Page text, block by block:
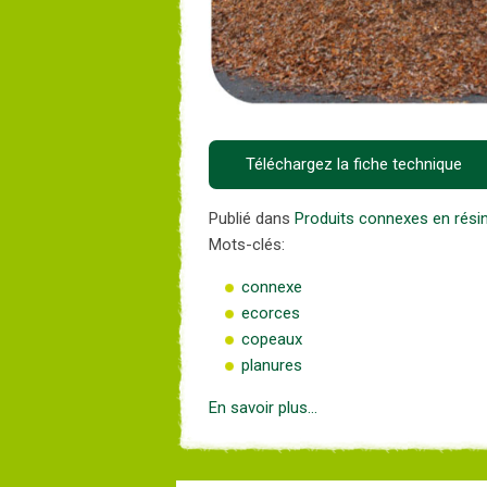
Téléchargez la fiche technique
Publié dans Produits connexes en
Mots-clés:
connexe
ecorces
copeaux
planures
En savoir plus...